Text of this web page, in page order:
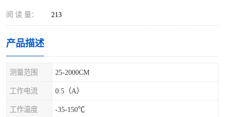
阅 读 量： 213
产品描述
测量范围 25-2000CM
工作电流 0.5（A）
工作温度 -35-150℃